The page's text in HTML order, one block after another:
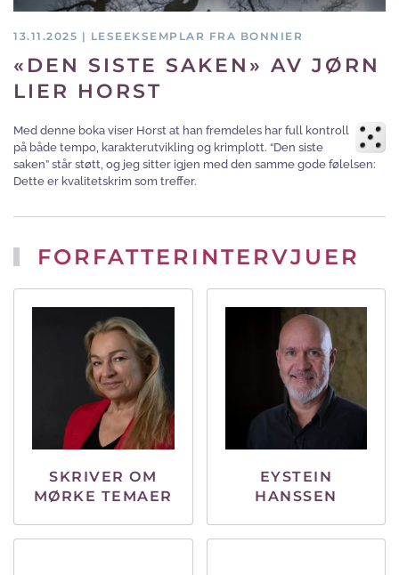
13.11.2025 | LESEEKSEMPLAR FRA BONNIER
«DEN SISTE SAKEN» AV JØRN
LIER HORST
Med denne boka viser Horst at han fremdeles har full kontroll
på både tempo, karakterutvikling og krimplott. “Den siste
saken” står støtt, og jeg sitter igjen med den samme gode følelsen:
Dette er kvalitetskrim som treffer.
FORFATTERINTERVJUER
SKRIVER OM
MØRKE TEMAER
EYSTEIN
HANSSEN